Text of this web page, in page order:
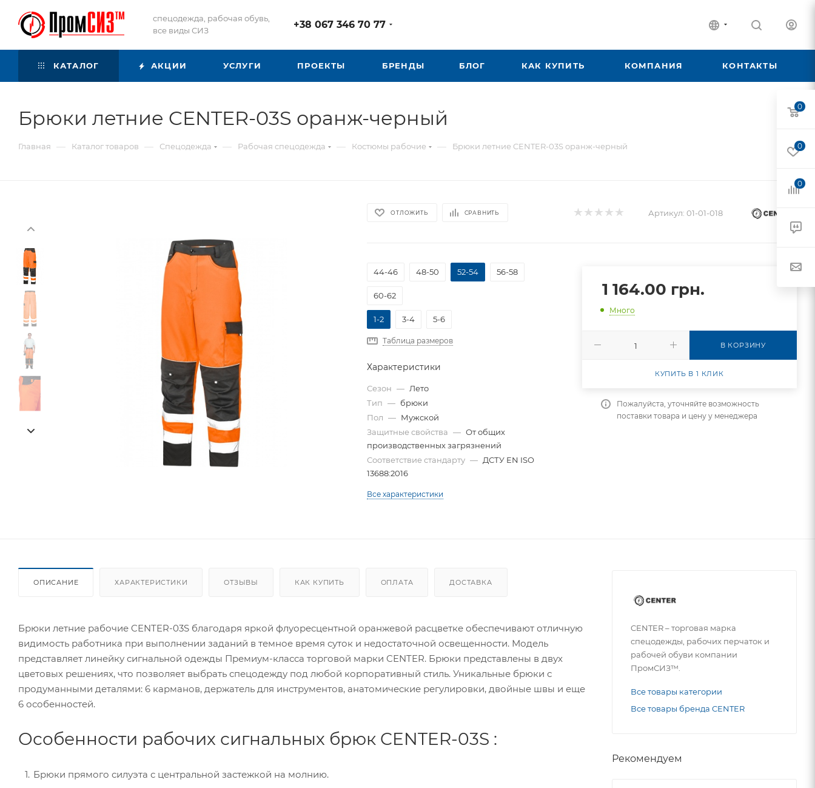
спецодежда, рабочая обувь,
все виды СИЗ
+38 067 346 70 77
КАТАЛОГ АКЦИИ УСЛУГИ ПРОЕКТЫ БРЕНДЫ БЛОГ КАК КУПИТЬ КОМПАНИЯ КОНТАКТЫ
Брюки летние CENTER-03S оранж-черный
Главная — Каталог товаров — Спецодежда — Рабочая спецодежда — Костюмы рабочие — Брюки летние CENTER-03S оранж-черный
ОТЛОЖИТЬ СРАВНИТЬ Артикул: 01-01-018
44-46 48-50 52-54 56-58
60-62
1-2 3-4 5-6
Таблица размеров
Характеристики
Сезон — Лето
Тип — брюки
Пол — Мужской
Защитные свойства — От общих
производственных загрязнений
Соответствие стандарту — ДСТУ EN ISO
13688:2016
Все характеристики
1 164.00 грн.
Много
В КОРЗИНУ
КУПИТЬ В 1 КЛИК
Пожалуйста, уточняйте возможность
поставки товара и цену у менеджера
ОПИСАНИЕ ХАРАКТЕРИСТИКИ ОТЗЫВЫ КАК КУПИТЬ ОПЛАТА ДОСТАВКА
Брюки летние рабочие CENTER-03S благодаря яркой флуоресцентной оранжевой расцветке обеспечивают отличную
видимость работника при выполнении заданий в темное время суток и недостаточной освещенности. Модель
представляет линейку сигнальной одежды Премиум-класса торговой марки CENTER. Брюки представлены в двух
цветовых решениях, что позволяет выбрать спецодежду под любой корпоративный стиль. Уникальные брюки с
продуманными деталями: 6 карманов, держатель для инструментов, анатомические регулировки, двойные швы и еще
6 особенностей.
Особенности рабочих сигнальных брюк CENTER-03S :
Брюки прямого силуэта с центральной застежкой на молнию.
CENTER – торговая марка
спецодежды, рабочих перчаток и
рабочей обуви компании
ПромСИЗ™.
Все товары категории
Все товары бренда CENTER
Рекомендуем
0
0
0